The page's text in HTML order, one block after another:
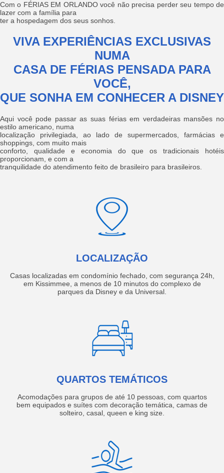
Com o FÉRIAS EM ORLANDO você não precisa perder seu tempo de
lazer com a família para
ter a hospedagem dos seus sonhos.
VIVA EXPERIÊNCIAS EXCLUSIVAS
NUMA
CASA DE FÉRIAS PENSADA PARA
VOCÊ,
QUE SONHA EM CONHECER A DISNEY
Aqui você pode passar as suas férias em verdadeiras mansões no
estilo americano, numa
localização privilegiada, ao lado de supermercados, farmácias e
shoppings, com muito mais
conforto, qualidade e economia do que os tradicionais hotéis
proporcionam, e com a
tranquilidade do atendimento feito de brasileiro para brasileiros.
LOCALIZAÇÃO
Casas localizadas em condomínio fechado, com segurança 24h,
em Kissimmee, a menos de 10 minutos do complexo de
parques da Disney e da Universal.
QUARTOS TEMÁTICOS
Acomodações para grupos de até 10 pessoas, com quartos
bem equipados e suítes com decoração temática, camas de
solteiro, casal, queen e king size.